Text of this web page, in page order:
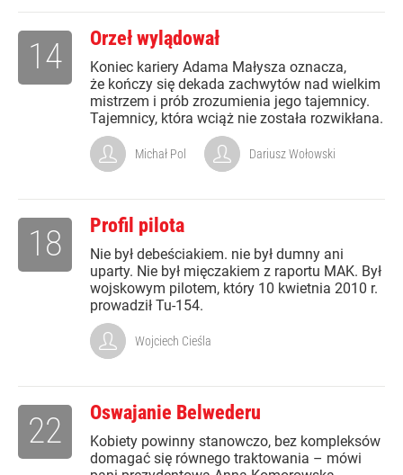
Orzeł wylądował
Koniec kariery Adama Małysza oznacza,
że kończy się dekada zachwytów nad wielkim
mistrzem i prób zrozumienia jego tajemnicy.
Tajemnicy, która wciąż nie została rozwikłana.
14
Michał Pol Dariusz Wołowski
Profil pilota
Nie był debeściakiem. nie był dumny ani
uparty. Nie był mięczakiem z raportu MAK. Był
wojskowym pilotem, który 10 kwietnia 2010 r.
prowadził Tu-154.
18
Wojciech Cieśla
Oswajanie Belwederu
Kobiety powinny stanowczo, bez kompleksów
domagać się równego traktowania – mówi
22